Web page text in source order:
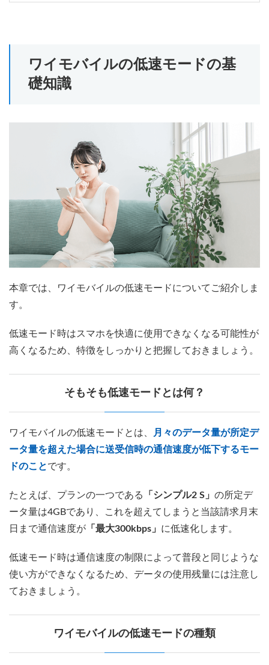
ワイモバイルの低速モードの基
礎知識
本章では、ワイモバイルの低速モードについてご紹介しま
す。
低速モード時はスマホを快適に使用できなくなる可能性が
高くなるため、特徴をしっかりと把握しておきましょう。
そもそも低速モードとは何？
ワイモバイルの低速モードとは、
月々のデータ量が所定デ
ータ量を超えた場合に送受信時の通信速度が低下するモー
ドのことです。
たとえば、プランの一つである 「シンプル2 S」 の所定デ
ータ量は4GBであり、これを超えてしまうと当該請求月末
日まで通信速度が 「最大300kbps」 に低速化します。
低速モード時は通信速度の制限によって普段と同じような
使い方ができなくなるため、データの使用残量には注意し
ておきましょう。
ワイモバイルの低速モードの種類